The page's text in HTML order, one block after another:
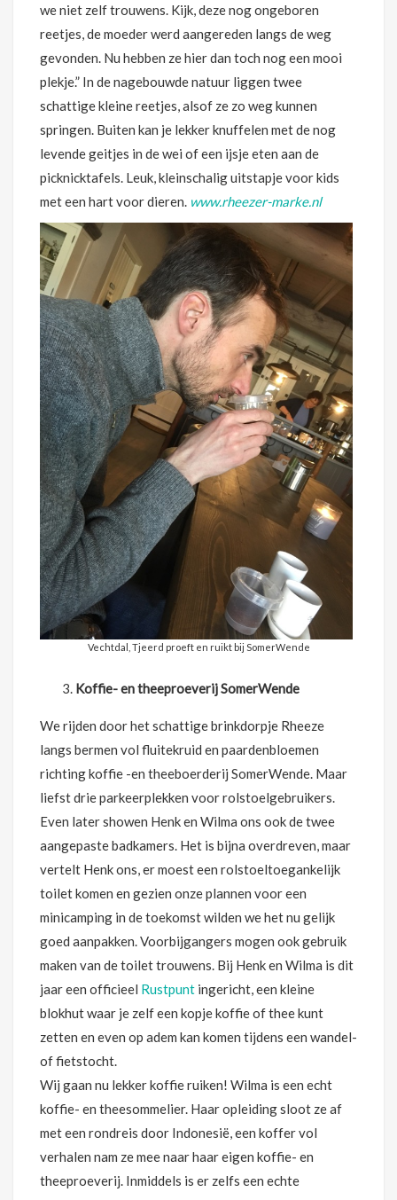
we niet zelf trouwens. Kijk, deze nog ongeboren
reetjes, de moeder werd aangereden langs de weg
gevonden. Nu hebben ze hier dan toch nog een mooi
plekje.” In de nagebouwde natuur liggen twee
schattige kleine reetjes, alsof ze zo weg kunnen
springen. Buiten kan je lekker knuffelen met de nog
levende geitjes in de wei of een ijsje eten aan de
picknicktafels. Leuk, kleinschalig uitstapje voor kids
met een hart voor dieren. www.rheezer-marke.nl
Vechtdal, Tjeerd proeft en ruikt bij SomerWende
Koffie- en theeproeverij SomerWende
We rijden door het schattige brinkdorpje Rheeze
langs bermen vol fluitekruid en paardenbloemen
richting koffie -en theeboerderij SomerWende. Maar
liefst drie parkeerplekken voor rolstoelgebruikers.
Even later showen Henk en Wilma ons ook de twee
aangepaste badkamers. Het is bijna overdreven, maar
vertelt Henk ons, er moest een rolstoeltoegankelijk
toilet komen en gezien onze plannen voor een
minicamping in de toekomst wilden we het nu gelijk
goed aanpakken. Voorbijgangers mogen ook gebruik
maken van de toilet trouwens. Bij Henk en Wilma is dit
jaar een officieel Rustpunt ingericht, een kleine
blokhut waar je zelf een kopje koffie of thee kunt
zetten en even op adem kan komen tijdens een wandel-
of fietstocht.
Wij gaan nu lekker koffie ruiken! Wilma is een echt
koffie- en theesommelier. Haar opleiding sloot ze af
met een rondreis door Indonesië, een koffer vol
verhalen nam ze mee naar haar eigen koffie- en
theeproeverij. Inmiddels is er zelfs een echte